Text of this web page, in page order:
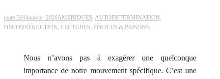
mars 2014janvier 2026AMERIQUES, AUTODETERMINATION,
DECONSTRUCTION , LECTURES, POLICES & PRISONS
Nous n’avons pas à exagérer une quelconque
importance de notre mouvement spécifique. C’est une